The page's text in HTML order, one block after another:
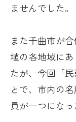
ませんでした。
また千曲市が
埴の各地域に
たが、今回「
とで、市内の
員が一つにな